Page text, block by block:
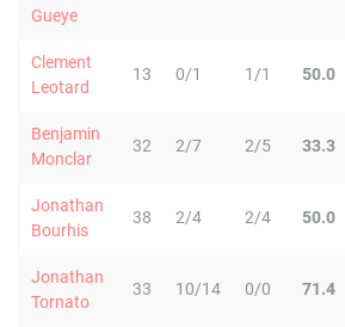
Gueye
Clement
Leotard
13 0/1 1/1 50.0
Benjamin
Monclar
32 2/7 2/5 33.3
Jonathan
Bourhis
38 2/4 2/4 50.0
Jonathan
Tornato
33 10/14 0/0 71.4